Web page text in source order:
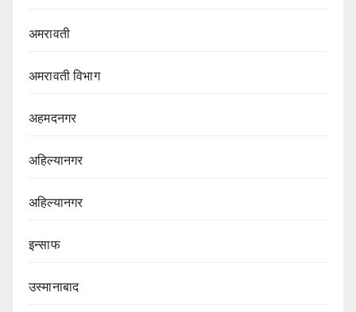
अमरावती
अमरावती विभाग‌
अहमदनगर
अहिल्यानगर
अहिल्यानगर
इन्साफ
उस्मानाबाद